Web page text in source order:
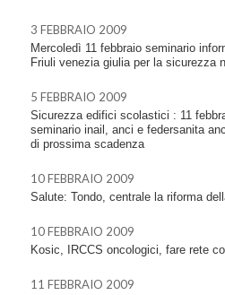
3 FEBBRAIO 2009
Mercoledì 11 febbraio seminario
Friuli venezia giulia per la sicurezza
5 FEBBRAIO 2009
Sicurezza edifici scolastici : 11
seminario inail, anci e federsanita
di prossima scadenza
10 FEBBRAIO 2009
Salute: Tondo, centrale la riforma
10 FEBBRAIO 2009
Kosic, IRCCS oncologici, fare rete
11 FEBBRAIO 2009